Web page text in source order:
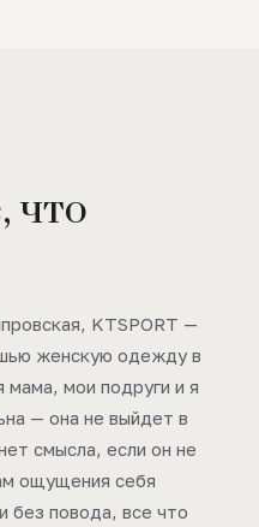
что
KTSPORT —
женскую одежду в
мои подруги и я
— она не выйдет в
смысла, если он не
ощущения себя
без повода, все что